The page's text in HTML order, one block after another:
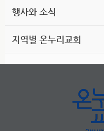
행사와 소식
지역별 온누리교회